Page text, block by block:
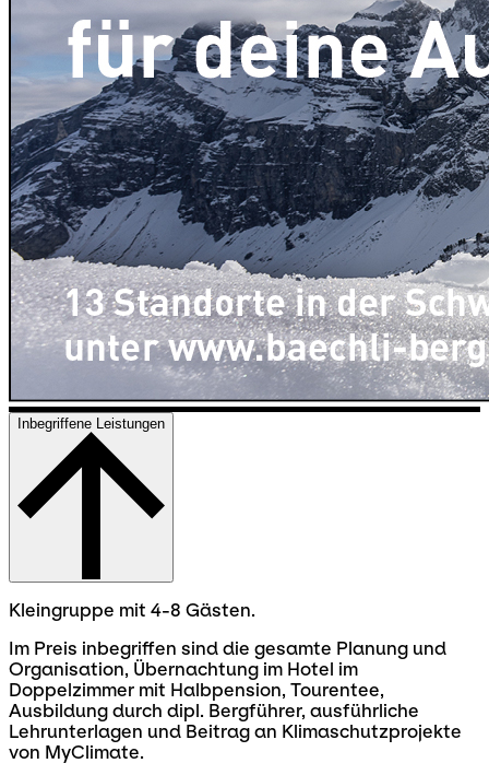
Inbegriffene Leistungen
Kleingruppe mit 4-8 Gästen.
Im Preis inbegriffen sind die gesamte Planung und
Organisation, Übernachtung im Hotel im
Doppelzimmer mit Halbpension, Tourentee,
Ausbildung durch dipl. Bergführer, ausführliche
Lehrunterlagen und Beitrag an Klimaschutzprojekte
von MyClimate.